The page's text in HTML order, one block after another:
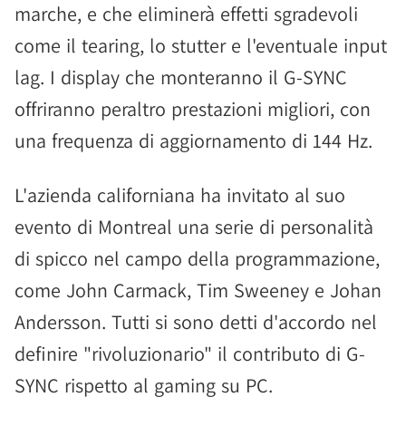
marche, e che eliminerà effetti sgradevoli
come il tearing, lo stutter e l'eventuale input
lag. I display che monteranno il G-SYNC
offriranno peraltro prestazioni migliori, con
una frequenza di aggiornamento di 144 Hz.
L'azienda californiana ha invitato al suo
evento di Montreal una serie di personalità
di spicco nel campo della programmazione,
come John Carmack, Tim Sweeney e Johan
Andersson. Tutti si sono detti d'accordo nel
definire "rivoluzionario" il contributo di G-
SYNC rispetto al gaming su PC.